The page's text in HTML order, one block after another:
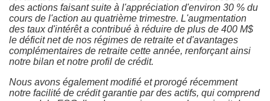
des actions faisant suite à l'appréciation d'environ 30 % du
cours de l'action au quatrième trimestre. L'augmentation
des taux d'intérêt a contribué à réduire de plus de 400 M$
le déficit net de nos régimes de retraite et d'avantages
complémentaires de retraite cette année, renforçant ainsi
notre bilan et notre profil de crédit.
Nous avons également modifié et prorogé récemment
notre facilité de crédit garantie par des actifs, qui comprend